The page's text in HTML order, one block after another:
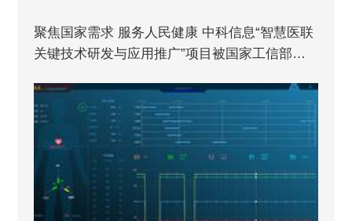
聚焦国家需求 服务人民健康 中科信息“智慧医联
关键技术研发与应用推广”项目被国家工信部列
示范项目